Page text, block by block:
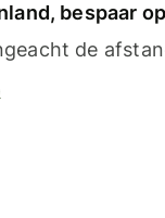
bespaar
de